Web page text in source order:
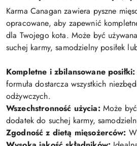
Karma Canagan zawiera pyszne
opracowane, aby zapewnić
dla Twojego kota. Może być
suchej karmy, samodzielny posiłek
Kompletne i zbilansowane posiłki:
formuła dostarcza wszystkich
odżywczych.
Wszechstronność użycia: Może
dodatek do suchej karmy,
Zgodność z dietą mięsożerców: